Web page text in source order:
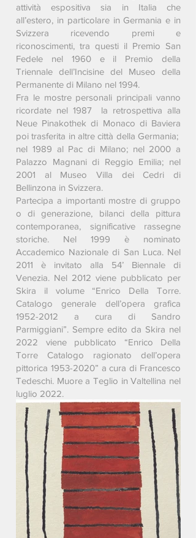
attività espositiva sia in Italia che
all’estero, in particolare in Germania e in
Svizzera ricevendo premi e
riconoscimenti, tra questi il Premio San
Fedele nel 1960 e il Premio della
Triennale dell’Incisine del Museo della
Permanente di Milano nel 1994.
Fra le mostre personali principali vanno
ricordate nel 1987 la retrospettiva alla
Neue Pinakothek di Monaco di Baviera
poi trasferita in altre città della Germania;
nel 1989 al Pac di Milano; nel 2000 a
Palazzo Magnani di Reggio Emilia; nel
2001 al Museo Villa dei Cedri di
Bellinzona in Svizzera.
Partecipa a importanti mostre di gruppo
o di generazione, bilanci della pittura
contemporanea, significative rassegne
storiche. Nel 1999 è nominato
Accademico Nazionale di San Luca. Nel
2011 è invitato alla 54’ Biennale di
Venezia. Nel 2012 viene pubblicato per
Skira il volume “Enrico Della Torre.
Catalogo generale dell’opera grafica
1952-2012 a cura di Sandro
Parmiggiani”. Sempre edito da Skira nel
2022 viene pubblicato “Enrico Della
Torre Catalogo ragionato dell’opera
pittorica 1953-2020” a cura di Francesco
Tedeschi. Muore a Teglio in Valtellina nel
luglio 2022.